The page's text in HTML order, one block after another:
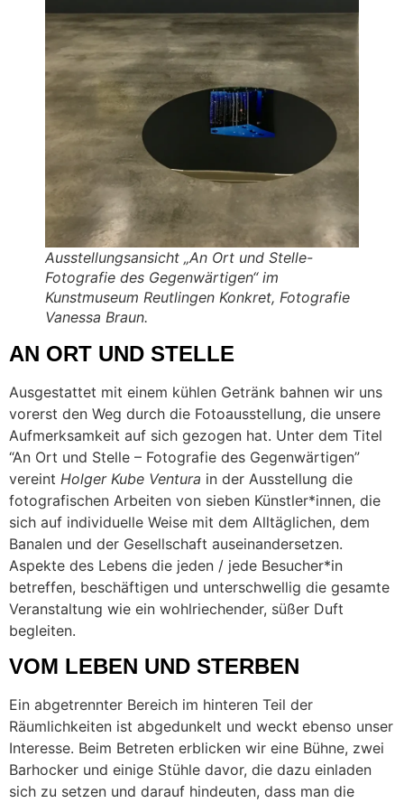
Ausstellungsansicht „An Ort und Stelle-
Fotografie des Gegenwärtigen“ im
Kunstmuseum Reutlingen Konkret, Fotografie
Vanessa Braun.
AN ORT UND STELLE
Ausgestattet mit einem kühlen Getränk bahnen wir uns
vorerst den Weg durch die Fotoausstellung, die unsere
Aufmerksamkeit auf sich gezogen hat. Unter dem Titel
“An Ort und Stelle – Fotografie des Gegenwärtigen”
vereint Holger Kube Ventura in der Ausstellung die
fotografischen Arbeiten von sieben Künstler*innen, die
sich auf individuelle Weise mit dem Alltäglichen, dem
Banalen und der Gesellschaft auseinandersetzen.
Aspekte des Lebens die jeden / jede Besucher*in
betreffen, beschäftigen und unterschwellig die gesamte
Veranstaltung wie ein wohlriechender, süßer Duft
begleiten.
VOM LEBEN UND STERBEN
Ein abgetrennter Bereich im hinteren Teil der
Räumlichkeiten ist abgedunkelt und weckt ebenso unser
Interesse. Beim Betreten erblicken wir eine Bühne, zwei
Barhocker und einige Stühle davor, die dazu einladen
sich zu setzen und darauf hindeuten, dass man die